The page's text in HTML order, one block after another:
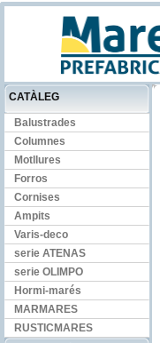
CATÀLEG
Balustrades
Columnes
Motllures
Forros
Cornises
Ampits
Varis-deco
serie ATENAS
serie OLIMPO
Hormi-marés
MARMARES
RUSTICMARES